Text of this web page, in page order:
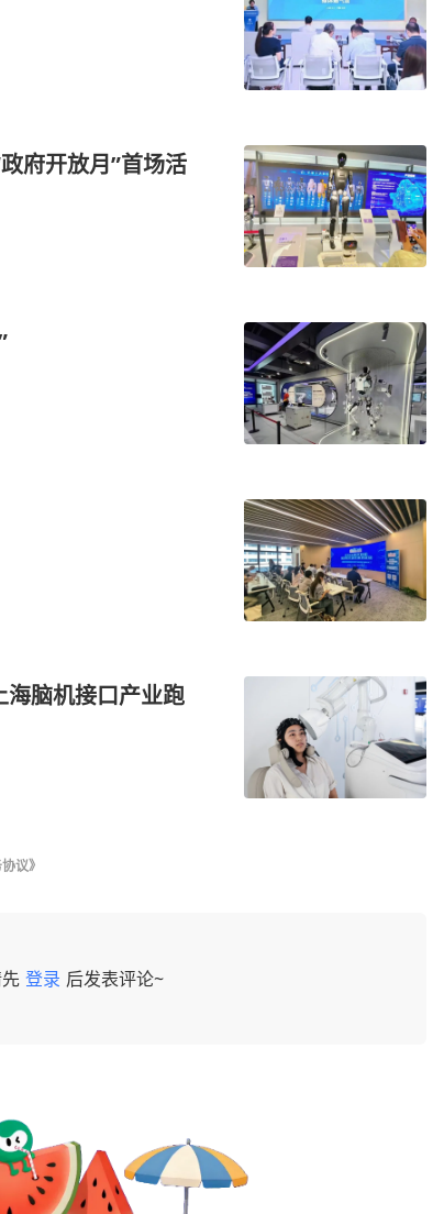
府开放月”首场活
脑机接口产业跑
议》
登录 后发表评论~